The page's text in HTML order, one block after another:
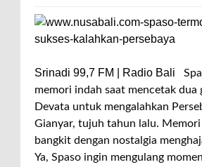
Srinadi 99,7 FM | Radio Bali
memori indah saat mencetak dua
Devata untuk mengalahkan
Gianyar, tujuh tahun lalu. Memori
bangkit dengan nostalgia
Ya, Spaso ingin mengulang